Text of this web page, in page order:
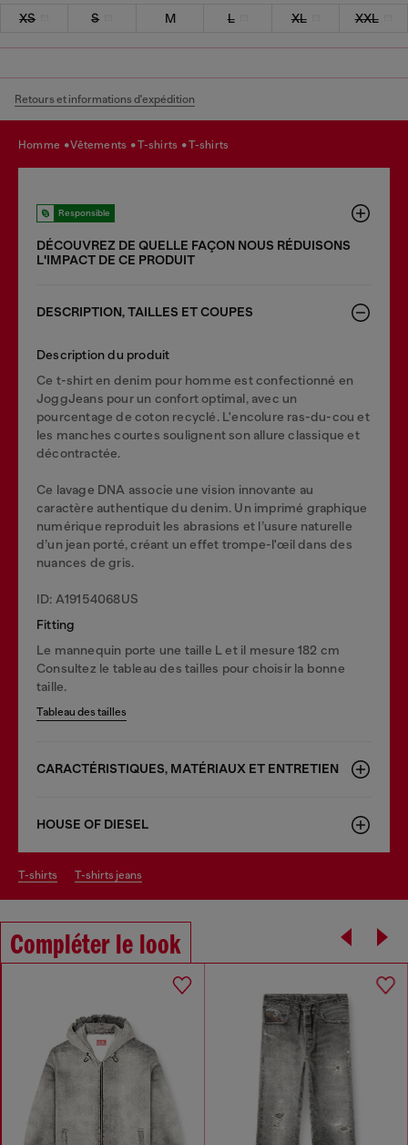
XS S M L XL XXL
Retours et informations d'expédition
homme vêtements t-shirts t-shirts
Responsible
DÉCOUVREZ DE QUELLE FAÇON NOUS RÉDUISONS
LʹIMPACT DE CE PRODUIT
DESCRIPTION, TAILLES ET COUPES
Description du produit
Ce t-shirt en denim pour homme est confectionné en
JoggJeans pour un confort optimal, avec un
pourcentage de coton recyclé. L'encolure ras-du-cou et
les manches courtes soulignent son allure classique et
décontractée.
Ce lavage DNA associe une vision innovante au
caractère authentique du denim. Un imprimé graphique
numérique reproduit les abrasions et l’usure naturelle
d’un jean porté, créant un effet trompe-l'œil dans des
nuances de gris.
ID: A19154068US
Fitting
Le mannequin porte une taille L et il mesure 182 cm
Consultez le tableau des tailles pour choisir la bonne
taille.
Tableau des tailles
CARACTÉRISTIQUES, MATÉRIAUX ET ENTRETIEN
HOUSE OF DIESEL
t-shirts t-shirts jeans
Compléter le look